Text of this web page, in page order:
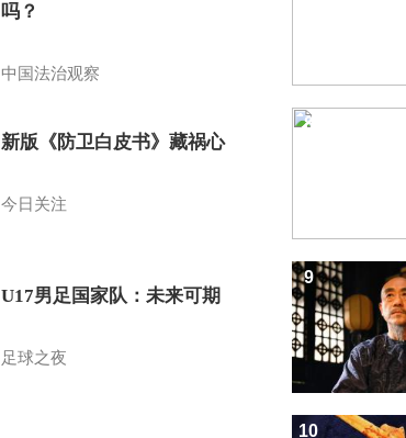
吗？
中国法治观察
新版《防卫白皮书》藏祸心
今日关注
U17男足国家队：未来可期
足球之夜
8
9
10